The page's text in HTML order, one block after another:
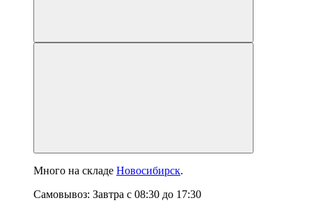
Много на складе Новосибирск.
Самовывоз: Завтра с 08:30 до 17:30